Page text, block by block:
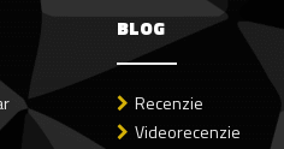
BLOG
Recenzie
Videorecenzie